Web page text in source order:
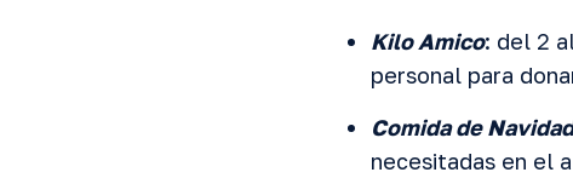
Kilo Amico: del 2
personal para
Comida de Navidad
necesitadas en el